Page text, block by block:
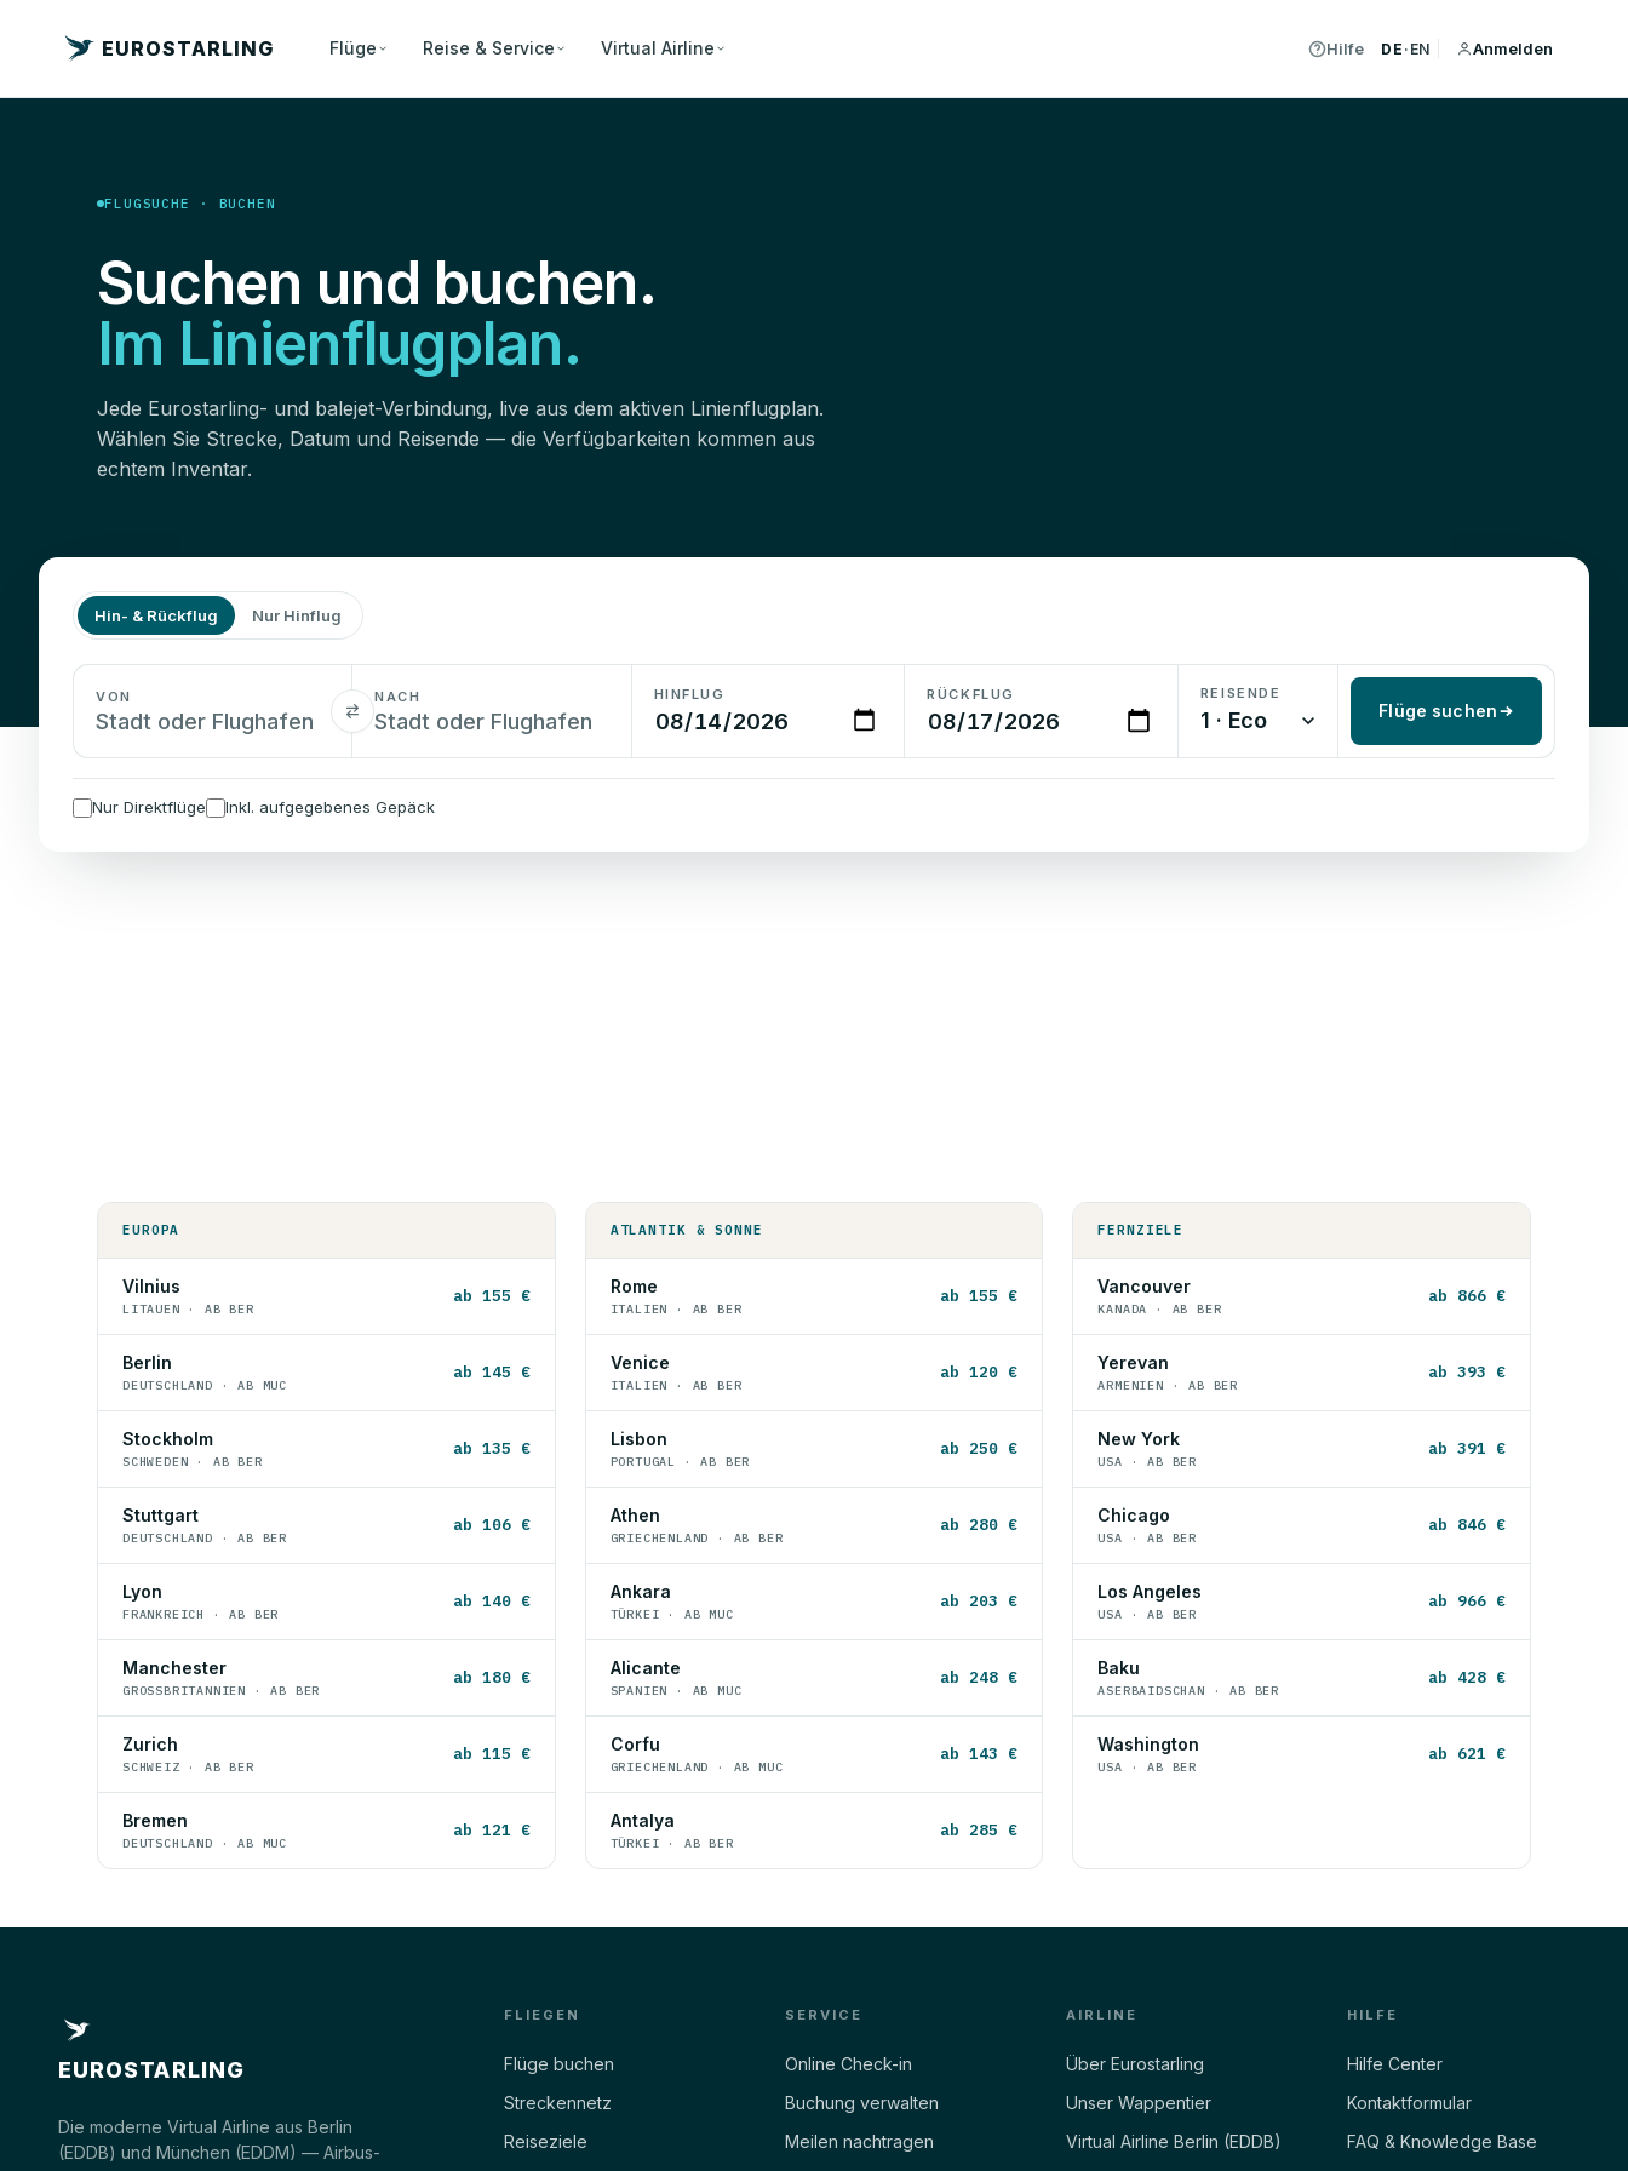
EUROSTARLING Flüge Reise & Service Virtual Airline Hilfe DE · EN Anmelden
FLUGSUCHE · BUCHEN
Suchen und buchen.
Im Linienflugplan.
Jede Eurostarling- und balejet-Verbindung, live aus dem aktiven Linienflugplan.
Wählen Sie Strecke, Datum und Reisende — die Verfügbarkeiten kommen aus
echtem Inventar.
Hin- & Rückflug Nur Hinflug
VON NACH HINFLUG RÜCKFLUG REISENDE
1 · Eco Flüge suchen
Nur Direktflüge Inkl. aufgegebenes Gepäck
EUROPA
Vilnius
LITAUEN · AB BER
ab 155 €
Berlin
DEUTSCHLAND · AB MUC
ab 145 €
Stockholm
SCHWEDEN · AB BER
ab 135 €
Stuttgart
DEUTSCHLAND · AB BER
ab 106 €
Lyon
FRANKREICH · AB BER
ab 140 €
Manchester
GROSSBRITANNIEN · AB BER
ab 180 €
Zurich
SCHWEIZ · AB BER
ab 115 €
Bremen
DEUTSCHLAND · AB MUC
ab 121 €
ATLANTIK & SONNE
Rome
ITALIEN · AB BER
ab 155 €
Venice
ITALIEN · AB BER
ab 120 €
Lisbon
PORTUGAL · AB BER
ab 250 €
Athen
GRIECHENLAND · AB BER
ab 280 €
Ankara
TÜRKEI · AB MUC
ab 203 €
Alicante
SPANIEN · AB MUC
ab 248 €
Corfu
GRIECHENLAND · AB MUC
ab 143 €
Antalya
TÜRKEI · AB BER
ab 285 €
FERNZIELE
Vancouver
KANADA · AB BER
ab 866 €
Yerevan
ARMENIEN · AB BER
ab 393 €
New York
USA · AB BER
ab 391 €
Chicago
USA · AB BER
ab 846 €
Los Angeles
USA · AB BER
ab 966 €
Baku
ASERBAIDSCHAN · AB BER
ab 428 €
Washington
USA · AB BER
ab 621 €
EUROSTARLING
Die moderne Virtual Airline aus Berlin
(EDDB) und München (EDDM) — Airbus-
FLIEGEN
Flüge buchen
Streckennetz
Reiseziele
SERVICE
Online Check-in
Buchung verwalten
Meilen nachtragen
AIRLINE
Über Eurostarling
Unser Wappentier
Virtual Airline Berlin (EDDB)
HILFE
Hilfe Center
Kontaktformular
FAQ & Knowledge Base